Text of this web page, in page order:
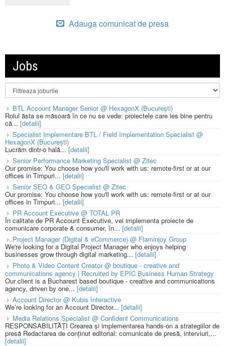
Adauga comunicat de presa
Jobs
BTL Account Manager Senior @ HexagonX (București)
Rolul ăsta se măsoară în ce nu se vede: proiectele care ies bine pentru
că... [detalii]
Specialist Implementare BTL / Field Implementation Specialist @
HexagonX (București)
Lucrăm dintr-o hală...[detalii]
Senior Performance Marketing Specialist @ Zitec
Our promise: You choose how you'll work with us: remote-first or at our
offices in Timpuri... [detalii]
Senior SEO & GEO Specialist @ Zitec
Our promise: You choose how you'll work with us: remote-first or at our
offices in Timpuri... [detalii]
PR Account Executive @ TOTAL PR
În calitate de PR Account Executive, vei implementa proiecte de
comunicare corporate & consumer, în... [detalii]
Project Manager (Digital & eCommerce) @ Flaminjoy Group
We're looking for a Digital Project Manager who enjoys helping
businesses grow through digital marketing... [detalii]
Photo & Video Content Creator @ boutique - creative and
communications agency | Recruited by EPIC Business Human Strategy
Our client is a Bucharest based boutique - creative and communications
agency, driven by one... [detalii]
Account Director @ Kubis Interactive
We’re looking for an Account Director... [detalii]
Media Relations Specialist @ Confident Communications
RESPONSABILITĂȚI Crearea și implementarea hands-on a strategiilor de
presă Redactarea de conținut editorial: comunicate de presă, interviuri,...
[detalii]